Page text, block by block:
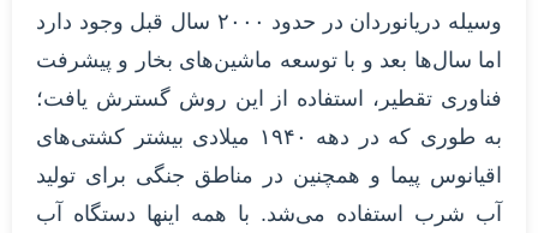
وسیله دریانوردان در حدود ۲۰۰۰ سال قبل وجود دارد
اما سال‌ها بعد و با توسعه ماشین‌های بخار و پیشرفت
فناوری تقطیر، استفاده از این روش گسترش یافت؛
به طوری که در دهه ۱۹۴۰ میلادی بیشتر کشتی‌های
اقیانوس پیما و همچنین در مناطق جنگی برای تولید
آب شرب استفاده می‌شد. با همه اینها دستگاه آب